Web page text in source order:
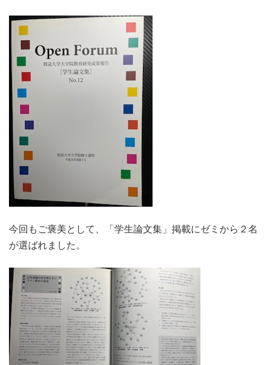
今回もご褒美として、「学生論文集」掲載にゼミから２名
が選ばれました。